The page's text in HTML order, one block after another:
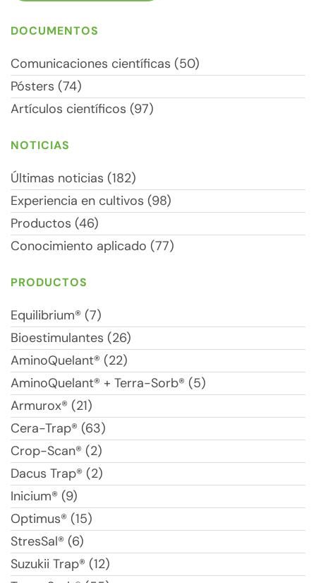
DOCUMENTOS
Comunicaciones científicas (50)
Pósters (74)
Artículos científicos (97)
NOTICIAS
Últimas noticias (182)
Experiencia en cultivos (98)
Productos (46)
Conocimiento aplicado (77)
PRODUCTOS
Equilibrium® (7)
Bioestimulantes (26)
AminoQuelant® (22)
AminoQuelant® + Terra-Sorb® (5)
Armurox® (21)
Cera-Trap® (63)
Crop-Scan® (2)
Dacus Trap® (2)
Inicium® (9)
Optimus® (15)
StresSal® (6)
Suzukii Trap® (12)